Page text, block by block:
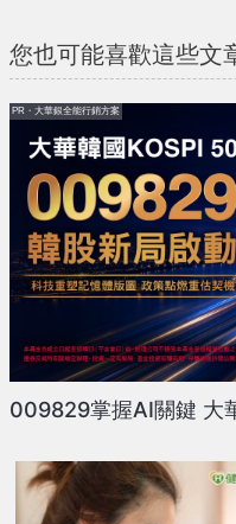
您也可能喜歡這些文
009829掌握AI關鍵 大
PR・大華銀全能行銷方案